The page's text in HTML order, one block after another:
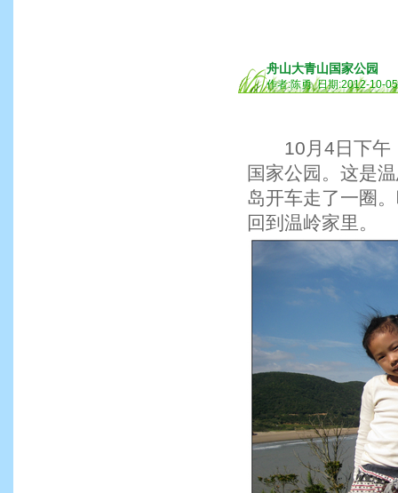
舟山大青山国家公园
作者:陈勇 日期:2012-10-05
10月4日下午，
国家公园。这是
岛开车走了一圈
回到温岭家里。